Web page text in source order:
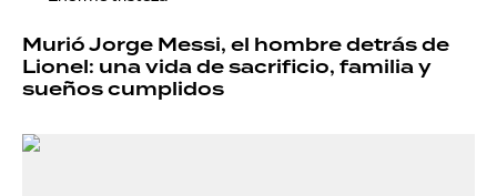
Murió Jorge Messi, el hombre detrás de
Lionel: una vida de sacrificio, familia y
sueños cumplidos